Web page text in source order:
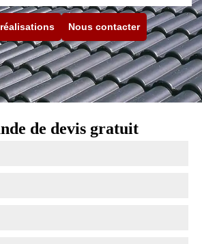
Nous contacter
de devis gratuit